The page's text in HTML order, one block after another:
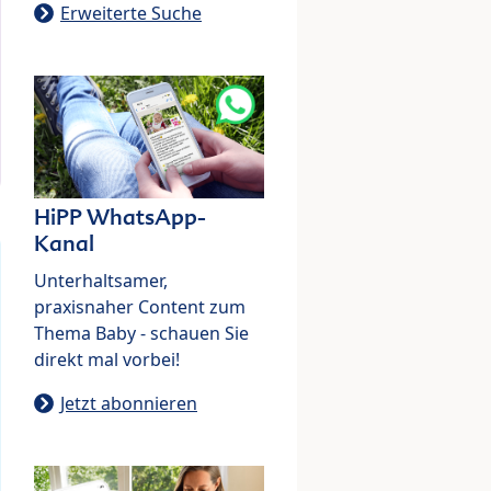
Erweiterte Suche
HiPP WhatsApp-
Kanal
Unterhaltsamer,
praxisnaher Content zum
Thema Baby - schauen Sie
direkt mal vorbei!
Jetzt abonnieren